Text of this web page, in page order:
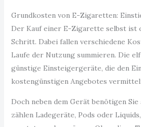
Grundkosten von E-Zigaretten:
Der Kauf einer E-Zigarette selbst ist
Schritt. Dabei fallen verschiedene
Laufe der Nutzung summieren. Die
günstige Einsteigergeräte, die den
kostengünstigen Angebotes
Doch neben dem Gerät benötigen Sie
zählen Ladegeräte, Pods oder